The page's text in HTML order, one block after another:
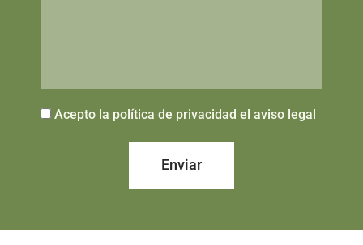
Acepto la política de privacidad el aviso legal
Enviar